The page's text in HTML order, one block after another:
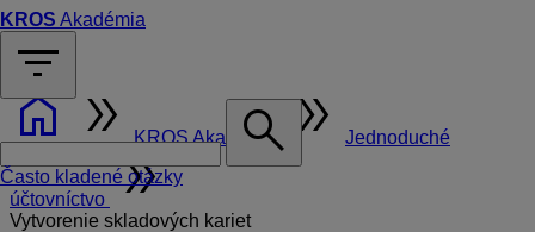
KROS Akadémia
filter_list
search
Často kladené otázky
homedouble_arrow KROS Akadémia double_arrow Jednoduché
účtovníctvo double_arrow
Vytvorenie skladových kariet